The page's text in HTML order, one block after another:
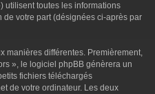
utilisent toutes les informations
de votre part (désignées ci-après par
manières différentes. Premièrement,
», le logiciel phpBB génèrera un
fichiers téléchargés
de votre ordinateur. Les deux